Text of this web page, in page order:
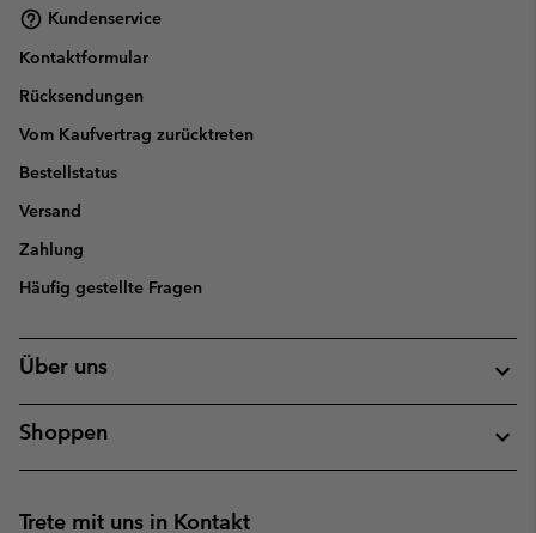
Kundenservice
Kontaktformular
Rücksendungen
Vom Kaufvertrag zurücktreten
Bestellstatus
Versand
Zahlung
Häufig gestellte Fragen
Über uns
Shoppen
Trete mit uns in Kontakt